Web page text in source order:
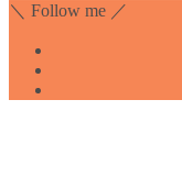
＼ Follow me ／